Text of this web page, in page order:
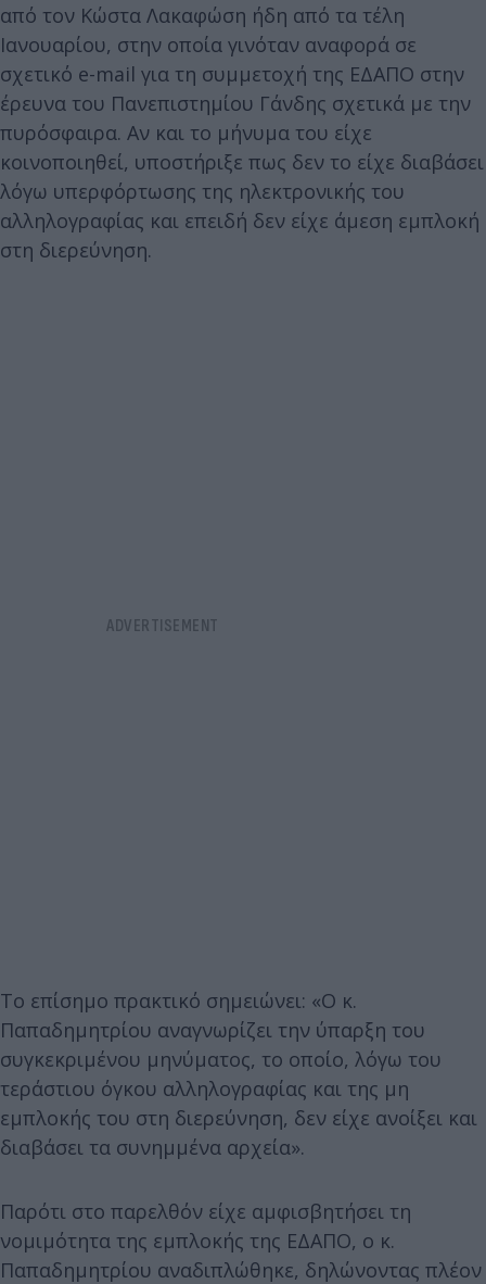
από τον Κώστα Λακαφώση ήδη από τα τέλη
Ιανουαρίου, στην οποία γινόταν αναφορά σε
σχετικό e-mail για τη συμμετοχή της ΕΔΑΠΟ στην
έρευνα του Πανεπιστημίου Γάνδης σχετικά με την
πυρόσφαιρα. Αν και το μήνυμα του είχε
κοινοποιηθεί, υποστήριξε πως δεν το είχε διαβάσει
λόγω υπερφόρτωσης της ηλεκτρονικής του
αλληλογραφίας και επειδή δεν είχε άμεση εμπλοκή
στη διερεύνηση.
Το επίσημο πρακτικό σημειώνει: «Ο κ.
Παπαδημητρίου αναγνωρίζει την ύπαρξη του
συγκεκριμένου μηνύματος, το οποίο, λόγω του
τεράστιου όγκου αλληλογραφίας και της μη
εμπλοκής του στη διερεύνηση, δεν είχε ανοίξει και
διαβάσει τα συνημμένα αρχεία».
Παρότι στο παρελθόν είχε αμφισβητήσει τη
νομιμότητα της εμπλοκής της ΕΔΑΠΟ, ο κ.
Παπαδημητρίου αναδιπλώθηκε, δηλώνοντας πλέον